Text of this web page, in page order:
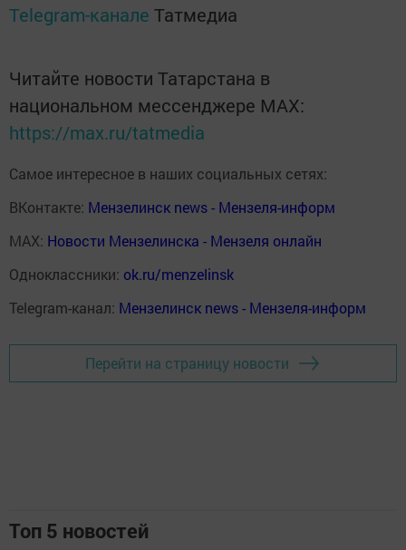
Telegram-канале Татмедиа
Читайте новости Татарстана в
национальном мессенджере MАХ:
https://max.ru/tatmedia
Самое интересное в наших социальных сетях:
ВКонтакте: Мензелинск news - Мензеля-информ
MAX: Новости Мензелинска - Мензеля онлайн
Одноклассники: ok.ru/menzelinsk
Telegram-канал: Мензелинск news - Мензеля-информ
Перейти на страницу новости
Топ 5 новостей